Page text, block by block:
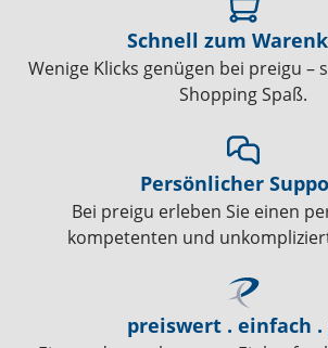
Schnell zum
Wenige Klicks genügen bei preigu –
Shopping Spaß.
Persönlicher
Bei preigu erleben Sie einen
kompetenten und
preiswert . einfach .